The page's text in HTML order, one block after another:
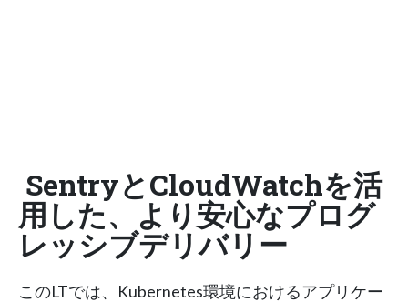
SentryとCloudWatchを活
用した、より安心なプログ
レッシブデリバリー
このLTでは、Kubernetes環境におけるアプリケー